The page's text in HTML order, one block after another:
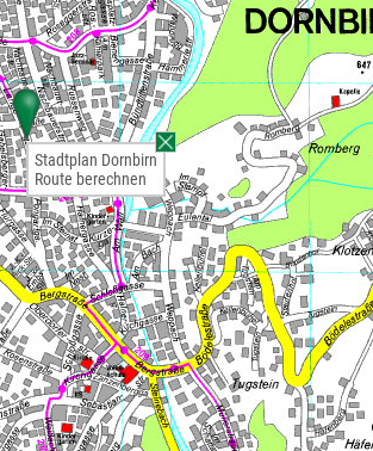
Stadtplan Dornbirn
Route berechnen